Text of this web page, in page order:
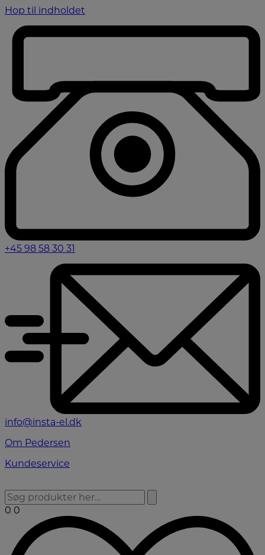
Hop til indholdet
+45 98 58 30 31
info@insta-el.dk
Om Pedersen
Kundeservice
0 0